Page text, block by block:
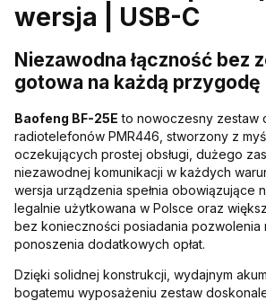
wersja | USB-C
Niezawodna łączność bez
gotowa na każdą przygodę
Baofeng BF-25E to nowoczesny zestaw
radiotelefonów PMR446, stworzony z
oczekujących prostej obsługi, dużego
niezawodnej komunikacji w każdych
wersja urządzenia spełnia obowiązujące
legalnie użytkowana w Polsce oraz
bez konieczności posiadania
ponoszenia dodatkowych opłat.
Dzięki solidnej konstrukcji, wydajnym
bogatemu wyposażeniu zestaw